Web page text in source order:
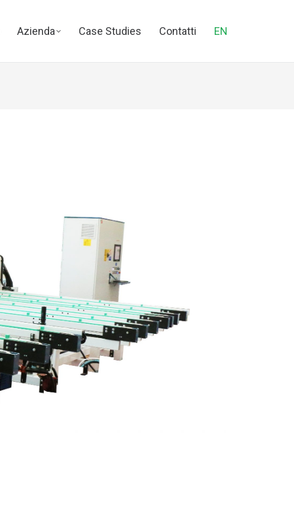
Azienda Case Studies Contatti EN